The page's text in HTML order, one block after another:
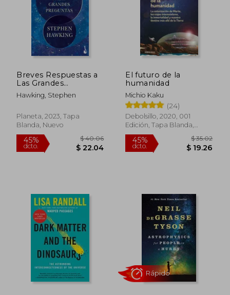
45%
dcto.
40%
dcto.
Breves Respuestas a
Las Grandes
Preguntas
Hawking, Stephen
Planeta, 2023, Tapa
Blanda, Nuevo
El futuro de la
humanidad
Michio Kaku
(24)
Debolsillo, 2020, 001
Edición, Tapa Blanda,
Nuevo